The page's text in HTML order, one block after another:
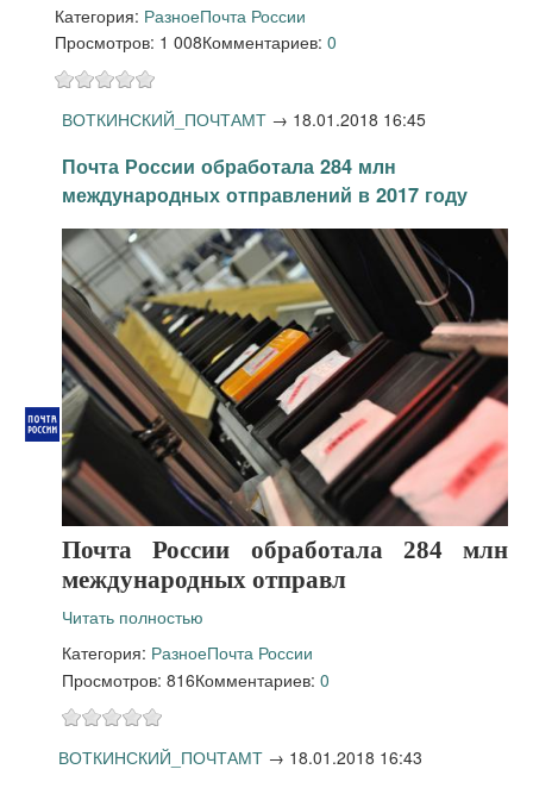
Категория: РазноеПочта России
Просмотров: 1 008Комментариев: 0
ВОТКИНСКИЙ_ПОЧТАМТ → 18.01.2018 16:45
Почта России обработала 284 млн
международных отправлений в 2017 году
Почта России обработала 284 млн
международных отправл
Читать полностью
Категория: РазноеПочта России
Просмотров: 816Комментариев: 0
ВОТКИНСКИЙ_ПОЧТАМТ → 18.01.2018 16:43